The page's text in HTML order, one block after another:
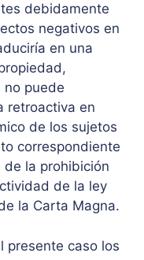
debidamente
negativos en
en una
no puede
retroactiva en
de los sujetos
correspondiente
la prohibición
de la ley
la Carta Magna.
presente caso los